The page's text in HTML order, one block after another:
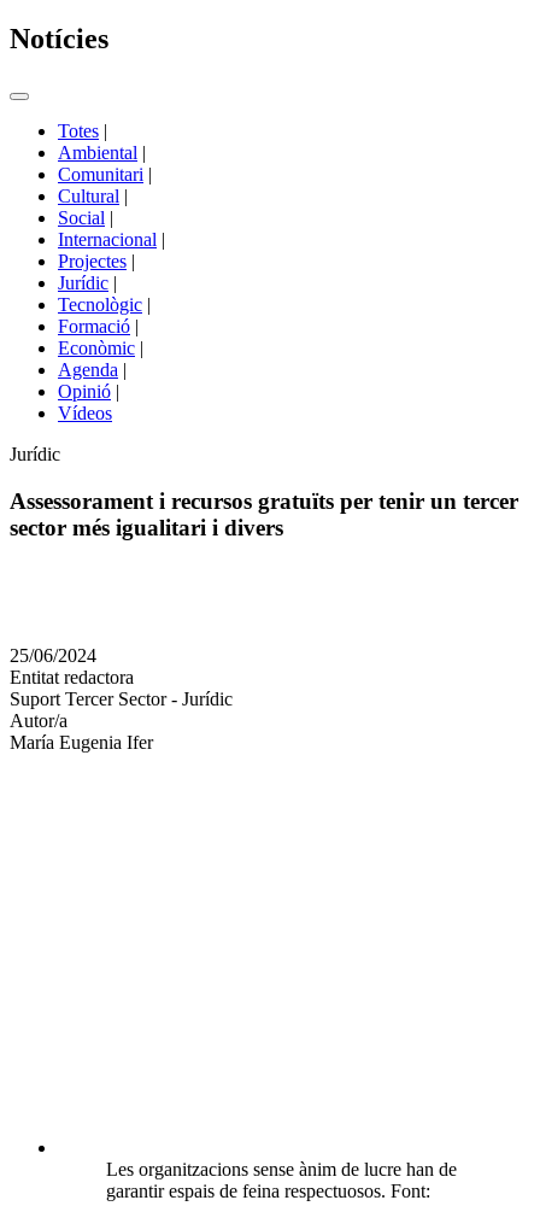
Notícies
Commutador
portals
Totes |
Ambiental |
Comunitari |
Cultural |
Social |
Internacional |
Projectes |
Jurídic |
Tecnològic |
Formació |
Econòmic |
Agenda |
Opinió |
Vídeos
Àmbit
la
notícia
Jurídic
Assessorament i recursos gratuïts per tenir un tercer
sector més igualitari i divers
en
altres
xarxes
socials
25/06/2024
Entitat redactora
Suport Tercer Sector - Jurídic
Autor/a
María Eugenia Ifer
Les organitzacions sense ànim de lucre han de
garantir espais de feina respectuosos. Font: